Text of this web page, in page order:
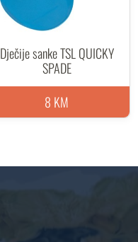
Dječije sanke TSL QUICKY
SPADE
8 KM